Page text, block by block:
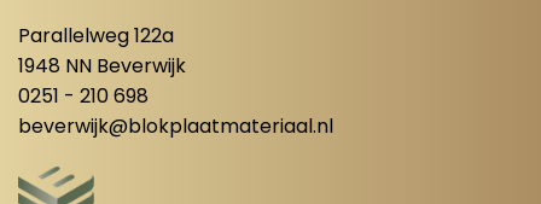
Parallelweg 122a
1948 NN Beverwijk
0251 - 210 698
beverwijk@blokplaatmateriaal.nl